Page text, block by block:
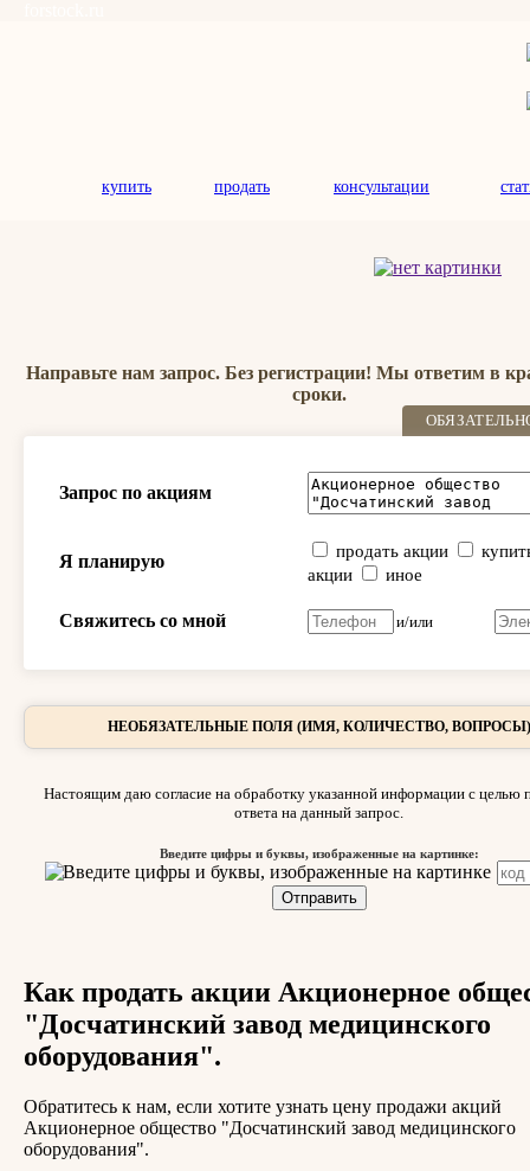
купить продать консультации
Направьте нам запрос. Без регистрации! Мы ответим в
сроки.
Запрос по акциям
Я планирую продать акции
акции
иное
Свяжитесь со мной и/или
НЕОБЯЗАТЕЛЬНЫЕ ПОЛЯ (ИМЯ, КОЛИЧЕСТВО, ВОПРОСЫ)
Настоящим даю согласие на обработку указанной информации с целью
ответа на данный запрос.
Введите цифры и буквы, изображенные на картинке:
Как продать акции Акционерное
"Досчатинский завод медицинского
оборудования".
Обратитесь к нам, если хотите узнать цену продажи акций
Акционерное общество "Досчатинский завод медицинского
оборудования".